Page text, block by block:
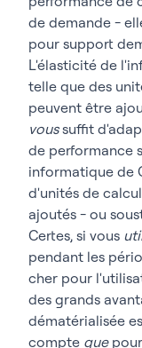
de demande -
pour support
L'élasticité de
telle que des
peuvent être
voussuffit
de performance
informatique de
d'unités de
ajoutés - ou
Certes, si vous
pendant les
cher pour
des grands
dématérialisée
compte quepour